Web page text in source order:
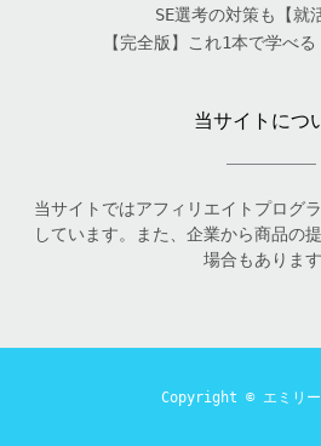
SE選考の対策も【就
【完全版】これ1本で学べ
当サイトにつ
当サイトではアフィリエイトプログ
しています。また、企業から商品の
場合もあります
Copyright © エミリ